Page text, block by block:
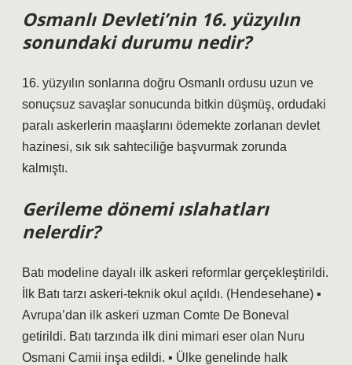
Osmanlı Devleti’nin 16. yüzyılın
sonundaki durumu nedir?
16. yüzyılın sonlarına doğru Osmanlı ordusu uzun ve
sonuçsuz savaşlar sonucunda bitkin düşmüş, ordudaki
paralı askerlerin maaşlarını ödemekte zorlanan devlet
hazinesi, sık sık sahteciliğe başvurmak zorunda
kalmıştı.
Gerileme dönemi ıslahatları
nelerdir?
Batı modeline dayalı ilk askeri reformlar gerçekleştirildi.
İlk Batı tarzı askeri-teknik okul açıldı. (Hendesehane) ▪
Avrupa’dan ilk askeri uzman Comte De Boneval
getirildi. Batı tarzında ilk dini mimari eser olan Nuru
Osmani Camii inşa edildi. ▪ Ülke genelinde halk